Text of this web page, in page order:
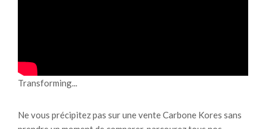
Transforming...
Ne vous précipitez pas sur une vente Carbone Kores sans